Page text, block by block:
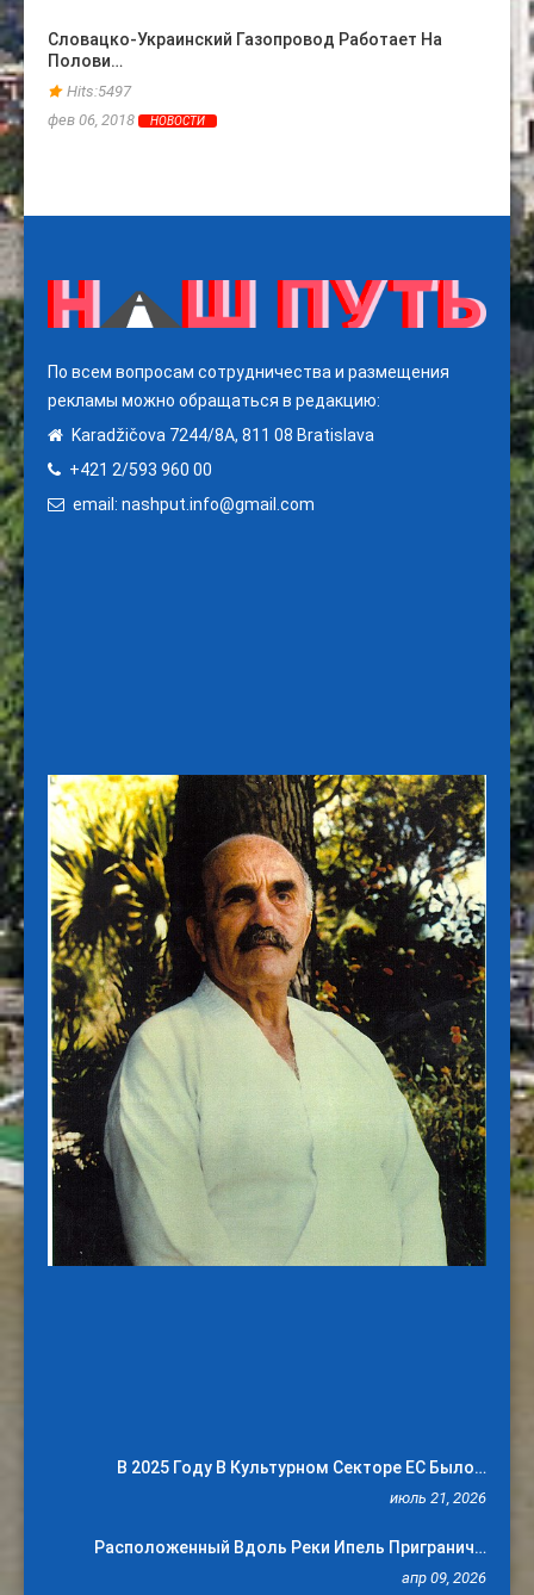
Словацко-Украинский Газопровод Работает На
Полови…
Hits:5497
фев 06, 2018
НОВОСТИ
мая
сен
По всем вопросам сотрудничества и размещения
рекламы можно обращаться в редакцию:
Karadžičova 7244/8A, 811 08 Bratislava
+421 2/593 960 00
email: nashput.info@gmail.com
В 2025 Году В Культурном Секторе ЕС Было…
июль 21, 2026
Расположенный Вдоль Реки Ипель Пригранич…
апр 09, 2026